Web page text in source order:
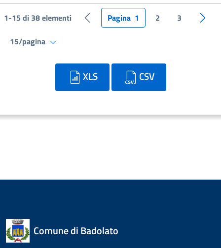
1-15 di 38 elementi Pagina precedente
Pagina 1 2 3
15/pagina
XLS CSV
Comune di Badolato